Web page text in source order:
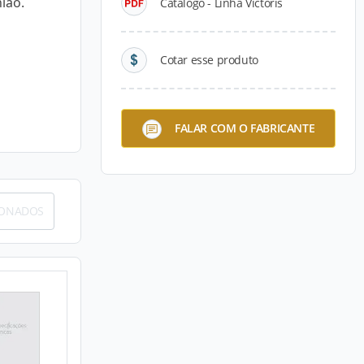
Cotar esse produto
FALAR COM O FABRICANTE